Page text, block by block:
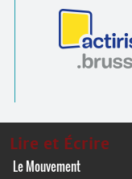
Lire et Écrire
Le Mouvement